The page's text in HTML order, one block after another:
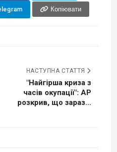
Копіювати
НАСТУПНА СТАТТЯ
"Найгірша криза з
часів окупації": AP
розкрив, що зараз...